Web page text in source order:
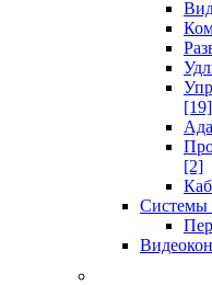
[19]
[2]
Системы